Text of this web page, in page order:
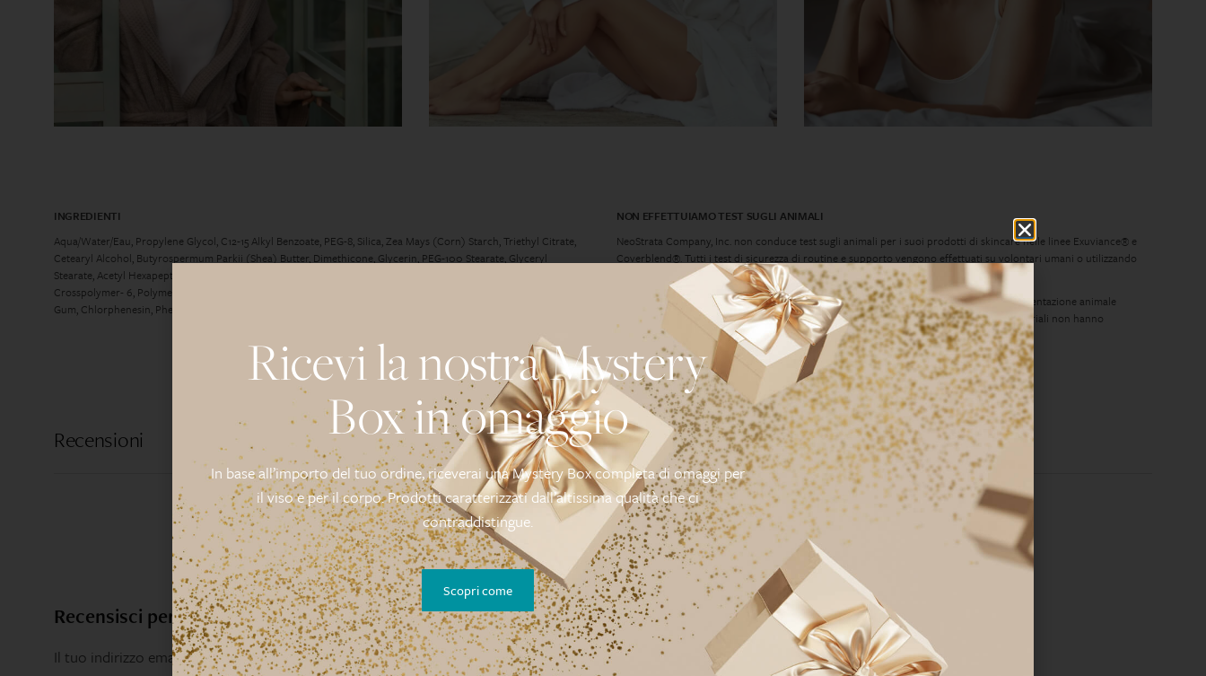
INGREDIENTI
Aqua/Water/Eau, Propylene Glycol, C12-15 Alkyl Benzoate, PEG-8, Silica, Zea Mays (Corn) Starch, Triethyl Citrate,
Cetearyl Alcohol, Butyrospermum Parkii (Shea) Butter, Dimethicone, Glycerin, PEG-100 Stearate, Glyceryl
Stearate, Acetyl Hexapeptide-8, Acetyl Tyrosinamide, Tocopheryl Acetate, Aminopropyl Dimethicone, Polyacrylate
Crosspolymer- 6, Polymethylsilsesquioxane, Polypropylsilsesquioxane, Disodium EDTA, Caprylyl, Glycol, Xanthan
Gum, Chlorphenesin, Phenoxyethanol, Yellow 5 (CI 19140).
NON EFFETTUIAMO TEST SUGLI ANIMALI
NeoStrata Company, Inc. non conduce test sugli animali per i suoi prodotti di skincare nelle linee Exuviance® e
Coverblend®. Tutti i test di sicurezza di routine e supporto vengono effettuati su volontari umani o utilizzando
sperimentazioni in vitro.
NeoStrata Company, Inc. usa solo ingredienti di aziende che rispettano i divieti di sperimentazione animale
internazionale. Però, NeoStrata Company, Inc. non garantisce che tutti i fornitori di materiali non hanno
storicamente condotto nessun test sugli animali.
Recensioni
Ancora non ci sono recensioni.
Recensisci per primo “Wrinkle Topical Peptide”
Il tuo indirizzo email non sarà pubblicato.I campi obbligatori sono contrassegnati*
Ricevi la nostra Mystery
Box in omaggio
In base all’importo del tuo ordine, riceverai una Mystery Box completa di omaggi per
il viso e per il corpo. Prodotti caratterizzati dall’altissima qualità che ci
contraddistingue.
Scopri come